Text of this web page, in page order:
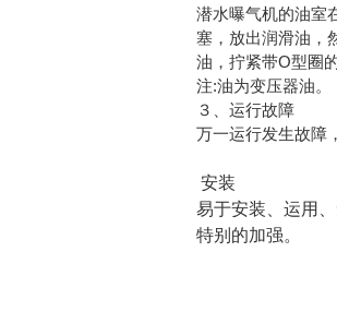
潜水曝气机的油室
塞，放出润滑油，
油，拧紧带O型圈
注:油为变压器油。
３、运行故障
万一运行发生故障
安装
易于安装、运用
特别的加强。